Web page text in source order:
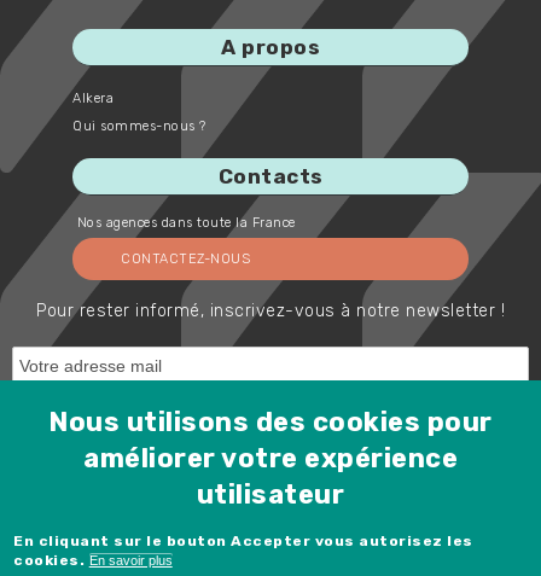
A propos
Alkera
Qui sommes-nous ?
Contacts
Nos agences dans toute la France
CONTACTEZ-NOUS
Pour rester informé, inscrivez-vous à notre newsletter !
Protected by Spam Master
Rejoignez-nous !
Nous utilisons des cookies pour
améliorer votre expérience
utilisateur
En cliquant sur le bouton Accepter vous autorisez les
cookies. En savoir plus